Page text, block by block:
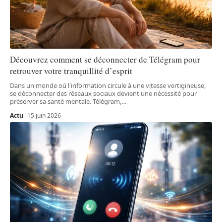
Découvrez comment se déconnecter de Télégram pour
retrouver votre tranquillité d’esprit
Dans un monde où l'information circule à une vitesse vertigineuse,
se déconnecter des réseaux sociaux devient une nécessité pour
préserver sa santé mentale. Télégram,…
Actu 15 juin 2026